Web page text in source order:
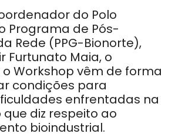
do Polo
Programa de Pós-
Rede (PPG-Bionorte),
Furtunato Maia, o
Workshop vêm de forma
condições para
enfrentadas na
diz respeito ao
bioindustrial.